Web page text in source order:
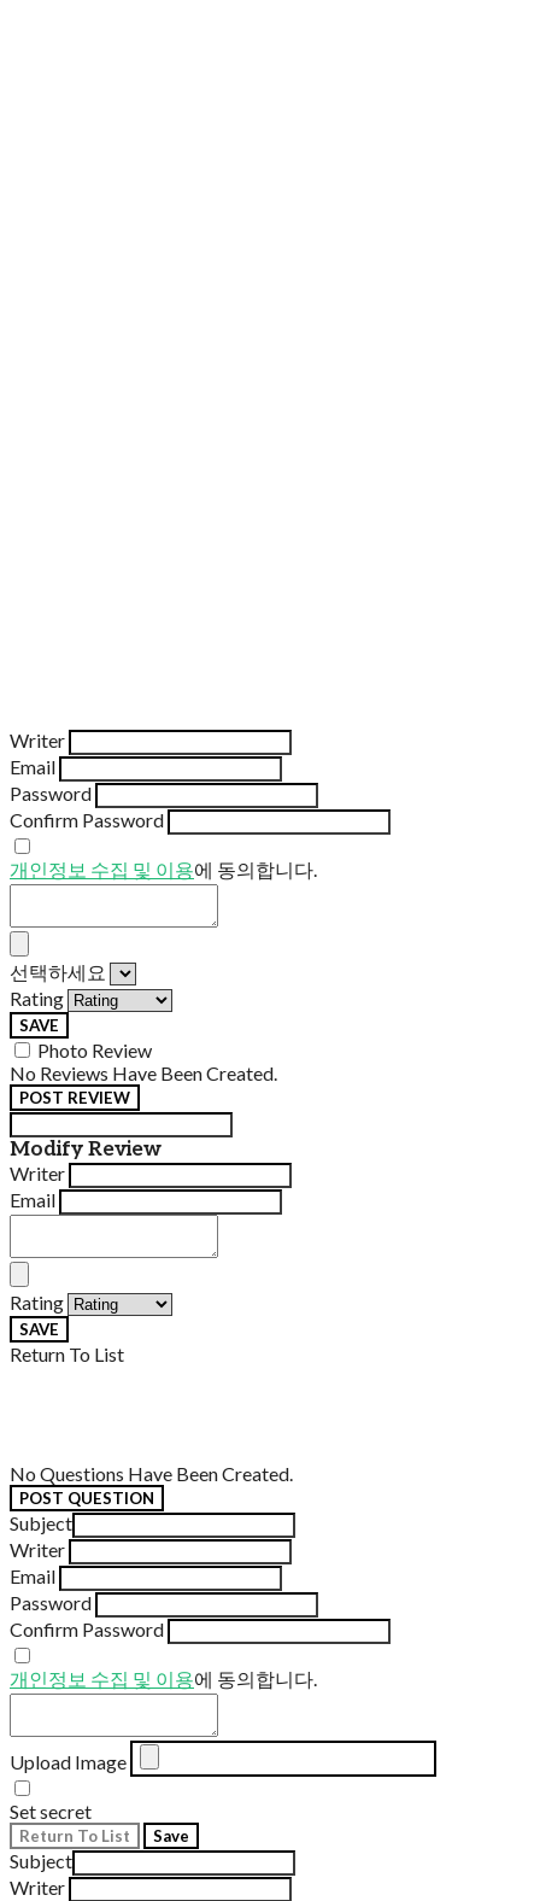
Writer
Email
Password
Confirm Password
개인정보 수집 및 이용에 동의합니다.
선택하세요
Rating
SAVE
Photo Review
No Reviews Have Been Created.
POST REVIEW
Modify Review
Writer
Email
Rating
SAVE
Return To List
No Questions Have Been Created.
POST QUESTION
Subject
Writer
Email
Password
Confirm Password
개인정보 수집 및 이용에 동의합니다.
Upload Image
Set secret
Return To List Save
Subject
Writer